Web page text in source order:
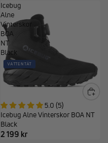
Icebug
Alne
Vinterskor
BOA
NT
Black
VATTENTÄT
5.0 (5)
Icebug Alne Vinterskor BOA NT
Black
2 199 kr